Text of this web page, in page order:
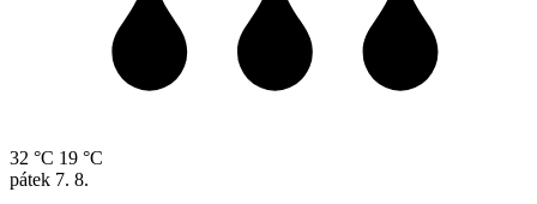
32 °C 19 °C
pátek 7. 8.